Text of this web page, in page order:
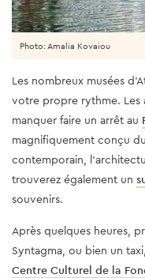
Photo: Amalia Kovaiou
Les nombreux musées
votre propre rythme. Les
manquer faire un arrêt au
magnifiquement conçu du
contemporain,
trouverez également un
souvenirs.
Après quelques heures,
Syntagma, ou bien un
Centre Culturel de la